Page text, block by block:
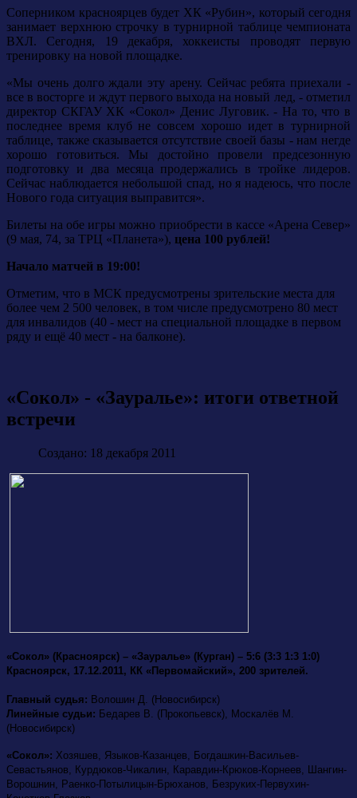
Соперником красноярцев будет ХК «Рубин», который сегодня
занимает верхнюю строчку в турнирной таблице чемпионата
ВХЛ. Сегодня, 19 декабря, хоккеисты проводят первую
тренировку на новой площадке.
«Мы очень долго ждали эту арену. Сейчас ребята приехали -
все в восторге и ждут первого выхода на новый лед, - отметил
директор СКГАУ ХК «Сокол» Денис Луговик. - На то, что в
последнее время клуб не совсем хорошо идет в турнирной
таблице, также сказывается отсутствие своей базы - нам негде
хорошо готовиться. Мы достойно провели предсезонную
подготовку и два месяца продержались в тройке лидеров.
Сейчас наблюдается небольшой спад, но я надеюсь, что после
Нового года ситуация выправится».
Билеты на обе игры можно приобрести в кассе «Арена Север»
(9 мая, 74, за ТРЦ «Планета»), цена 100 рублей!
Начало матчей в 19:00!
Отметим, что в МСК предусмотрены зрительские места для
более чем 2 500 человек, в том числе предусмотрено 80 мест
для инвалидов (40 - мест на специальной площадке в первом
ряду и ещё 40 мест - на балконе).
«Сокол» - «Зауралье»: итоги ответной
встречи
Создано: 18 декабря 2011
«Сокол» (Красноярск) – «Зауралье» (Курган) – 5:6 (3:3 1:3 1:0)
Красноярск, 17.12.2011, КК «Первомайский», 200 зрителей.
Главный судья: Волошин Д. (Новосибирск)
Линейные судьи: Бедарев В. (Прокопьевск), Москалёв М.
(Новосибирск)
«Сокол»: Хозяшев,
Языков-Казанцев, Богдашкин-Васильев-
Севастьянов,
Курдюков-Чикалин, Каравдин-Крюков-Корнеев, Шангин-
Ворошнин, Раенко-Потылицын-Брюханов, Безруких-Первухин-